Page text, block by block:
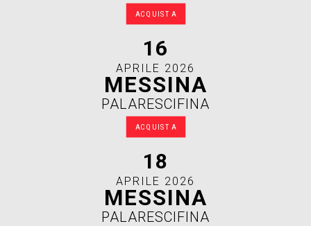
ACQUISTA
16
APRILE 2026
MESSINA
PALARESCIFINA
ACQUISTA
18
APRILE 2026
MESSINA
PALARESCIFINA